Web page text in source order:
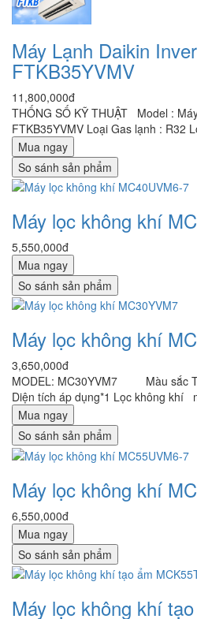
Máy Lạnh Daikin
FTKB35YVMV
11,800,000đ
THỐNG SỐ KỸ THUẬT Model :
FTKB35YVMV Loại Gas lạnh : R32
Mua ngay
So sánh sản phẩm
Máy lọc không khí
5,550,000đ
Mua ngay
So sánh sản phẩm
Máy lọc không khí
3,650,000đ
MODEL: MC30YVM7 Màu sắc
Diện tích áp dụng*1 Lọc không khí
Mua ngay
So sánh sản phẩm
Máy lọc không khí
6,550,000đ
Mua ngay
So sánh sản phẩm
Máy lọc không khí